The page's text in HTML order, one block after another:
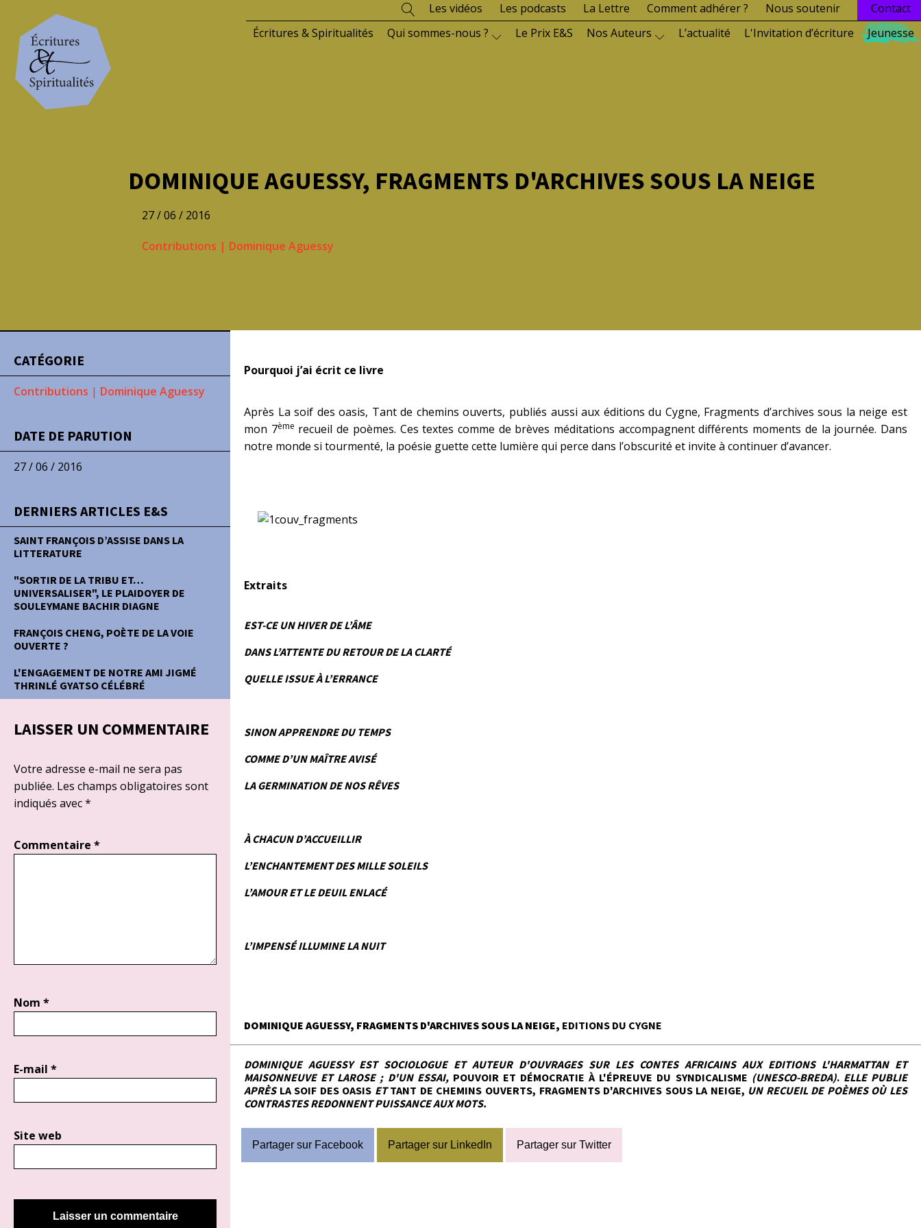
Les vidéos Les podcasts La Lettre Comment adhérer ? Nous soutenir
Contact
Écritures & Spiritualités
Qui sommes-nous ? Le Prix E&S Nos Auteurs L’actualité L'Invitation d’écriture Jeunesse
DOMINIQUE AGUESSY, FRAGMENTS D'ARCHIVES SOUS LA NEIGE
27 / 06 / 2016
Contributions | Dominique Aguessy
CATÉGORIE
Contributions | Dominique Aguessy
DATE DE PARUTION
27 / 06 / 2016
DERNIERS ARTICLES E&S
SAINT FRANÇOIS D’ASSISE DANS LA
LITTERATURE
"SORTIR DE LA TRIBU ET…
UNIVERSALISER", LE PLAIDOYER DE
SOULEYMANE BACHIR DIAGNE
FRANÇOIS CHENG, POÈTE DE LA VOIE
OUVERTE ?
L'ENGAGEMENT DE NOTRE AMI JIGMÉ
THRINLÉ GYATSO CÉLÉBRÉ
LAISSER UN COMMENTAIRE
Votre adresse e-mail ne sera pas
publiée. Les champs obligatoires sont
indiqués avec*
Commentaire *
Nom *
E-mail *
Site web
Pourquoi j’ai écrit ce livre
Après La soif des oasis, Tant de chemins ouverts, publiés aussi aux éditions du Cygne, Fragments d’archives sous la neige est
mon 7ème recueil de poèmes. Ces textes comme de brèves méditations accompagnent différents moments de la journée. Dans
notre monde si tourmenté, la poésie guette cette lumière qui perce dans l’obscurité et invite à continuer d’avancer.
Extraits
EST-CE UN HIVER DE L’ÂME
DANS L’ATTENTE DU RETOUR DE LA CLARTÉ
QUELLE ISSUE À L’ERRANCE
SINON APPRENDRE DU TEMPS
COMME D’UN MAÎTRE AVISÉ
LA GERMINATION DE NOS RÊVES
À CHACUN D’ACCUEILLIR
L’ENCHANTEMENT DES MILLE SOLEILS
L’AMOUR ET LE DEUIL ENLACÉ
L’IMPENSÉ ILLUMINE LA NUIT
DOMINIQUE AGUESSY, FRAGMENTS D'ARCHIVES SOUS LA NEIGE, EDITIONS DU CYGNE
DOMINIQUE AGUESSY EST SOCIOLOGUE ET AUTEUR D'OUVRAGES SUR LES CONTES AFRICAINS AUX EDITIONS L'HARMATTAN ET
MAISONNEUVE ET LAROSE ; D'UN ESSAI,POUVOIR ET DÉMOCRATIE À L'ÉPREUVE DU SYNDICALISME (UNESCO-BREDA). ELLE PUBLIE
APRÈSLA SOIF DES OASIS ETTANT DE CHEMINS OUVERTS, FRAGMENTS D'ARCHIVES SOUS LA NEIGE, UN RECUEIL DE POÈMES OÙ LES
CONTRASTES REDONNENT PUISSANCE AUX MOTS.
Partager sur Facebook Partager sur LinkedIn Partager sur Twitter